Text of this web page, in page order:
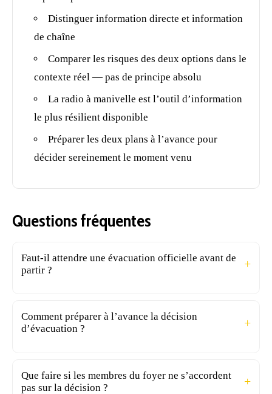
Distinguer information directe et information
de chaîne
Comparer les risques des deux options dans le
contexte réel — pas de principe absolu
La radio à manivelle est l’outil d’information
le plus résilient disponible
Préparer les deux plans à l’avance pour
décider sereinement le moment venu
Questions fréquentes
Faut-il attendre une évacuation officielle avant de
partir ?
Comment préparer à l’avance la décision
d’évacuation ?
Que faire si les membres du foyer ne s’accordent
pas sur la décision ?